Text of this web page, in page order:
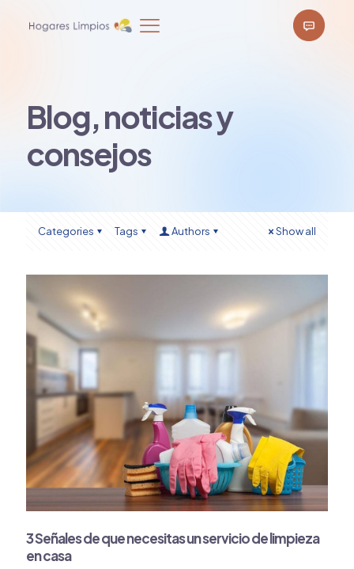
Blog, noticias y
consejos
Categories Tags Authors Show all
3 Señales de que necesitas un servicio de limpieza
en casa